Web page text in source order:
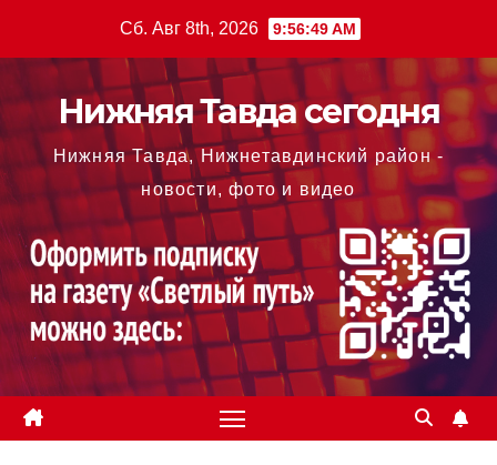
содержимому
Сб. Авг 8th, 2026 9:56:50 AM
Нижняя Тавда сегодня
Нижняя Тавда, Нижнетавдинский район -
новости, фото и видео